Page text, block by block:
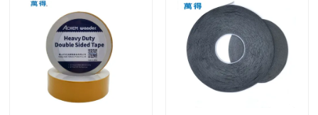
Vidéos
Spectacle de réalité virtuelle
À propos de nous